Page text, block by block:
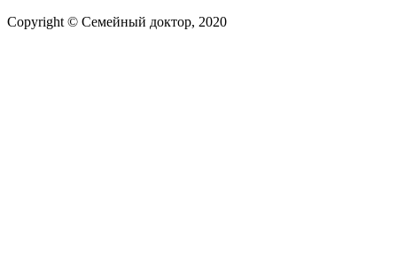
Copyright © Семейный доктор, 2020